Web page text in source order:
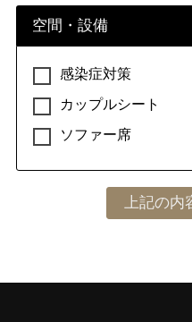
空間・設備
感染症対策
カップルシート
ソファー席